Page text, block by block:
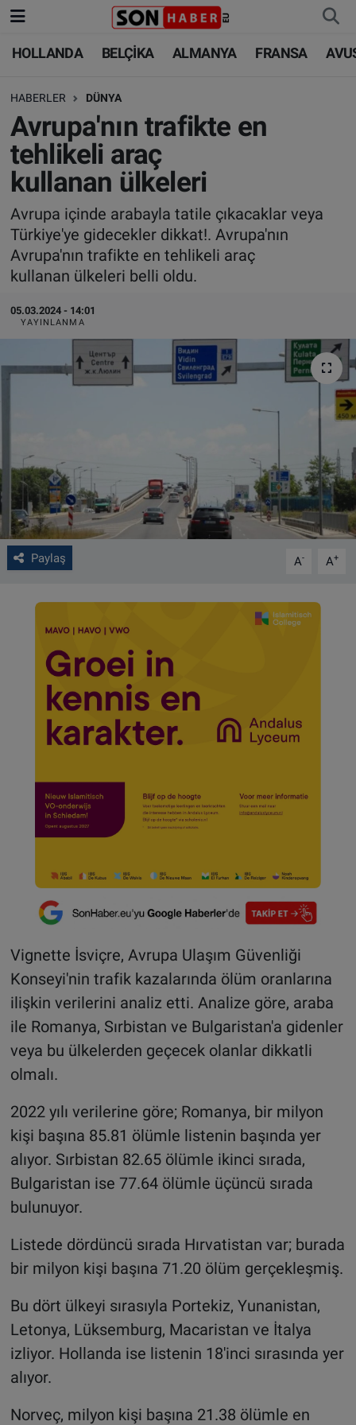
HOLLANDA BELÇİKA ALMANYA FRANSA
HABERLER DÜNYA
Avrupa'nın trafikte en
tehlikeli araç
kullanan ülkeleri
Avrupa içinde arabayla tatile çıkacaklar veya
Türkiye'ye gidecekler dikkat!. Avrupa'nın
Avrupa'nın trafikte en tehlikeli araç
kullanan ülkeleri belli oldu.
05.03.2024 - 14:01
YAYINLANMA
Paylaş A- A+
Vignette İsviçre, Avrupa Ulaşım Güvenliği
Konseyi'nin trafik kazalarında ölüm oranlarına
ilişkin verilerini analiz etti. Analize göre, araba
ile Romanya, Sırbistan ve Bulgaristan'a gidenler
veya bu ülkelerden geçecek olanlar dikkatli
olmalı.
2022 yılı verilerine göre; Romanya, bir milyon
kişi başına 85.81 ölümle listenin başında yer
alıyor. Sırbistan 82.65 ölümle ikinci sırada,
Bulgaristan ise 77.64 ölümle üçüncü sırada
bulunuyor.
Listede dördüncü sırada Hırvatistan var; burada
bir milyon kişi başına 71.20 ölüm gerçekleşmiş.
Bu dört ülkeyi sırasıyla Portekiz, Yunanistan,
Letonya, Lüksemburg, Macaristan ve İtalya
izliyor. Hollanda ise listenin 18'inci sırasında yer
alıyor.
Norveç, milyon kişi başına 21.38 ölümle en
HOLLANDA
BELÇİKA
ALMANYA
FRANSA
AVUSTURYA
SAĞLIK - YAŞAM
BİLİM-TEKNOLOJİ
HOLLANDA
BELÇİKA
ALMANYA
TÜRKİYE
DÜNYA
BİLİM-TEKNOLOJİ
SAĞLIK
FOTO GALERİ
VIDEO GALERİ
CONTACT
Çerez Politikası
Nöbetçi Eczaneler
Hava Durumu
Trafik Durumu
Süper Lig Puan Durumu ve Fikstür
Tüm Manşetler
Son Dakika Haberleri
Haber Arşivi